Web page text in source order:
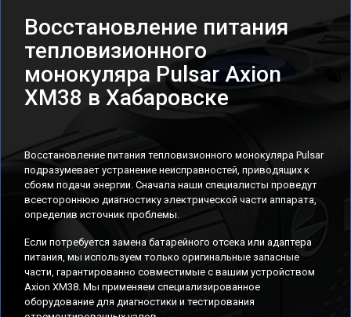
Восстановление питания
тепловизионного
монокуляра Pulsar Axion
XM38 в Хабаровске
Восстановление питания тепловизионного монокуляра Pulsar
подразумевает устранение неисправностей, приводящих к
сбоям подачи энергии. Сначала наши специалисты проведут
всестороннюю диагностику электрической части аппарата,
определив источник проблемы.
Если потребуется замена батарейного отсека или адаптера
питания, мы используем только оригинальные запасные
части, гарантированно совместимые с вашим устройством
Axion XM38. Мы применяем специализированное
оборудование для диагностики и тестирования